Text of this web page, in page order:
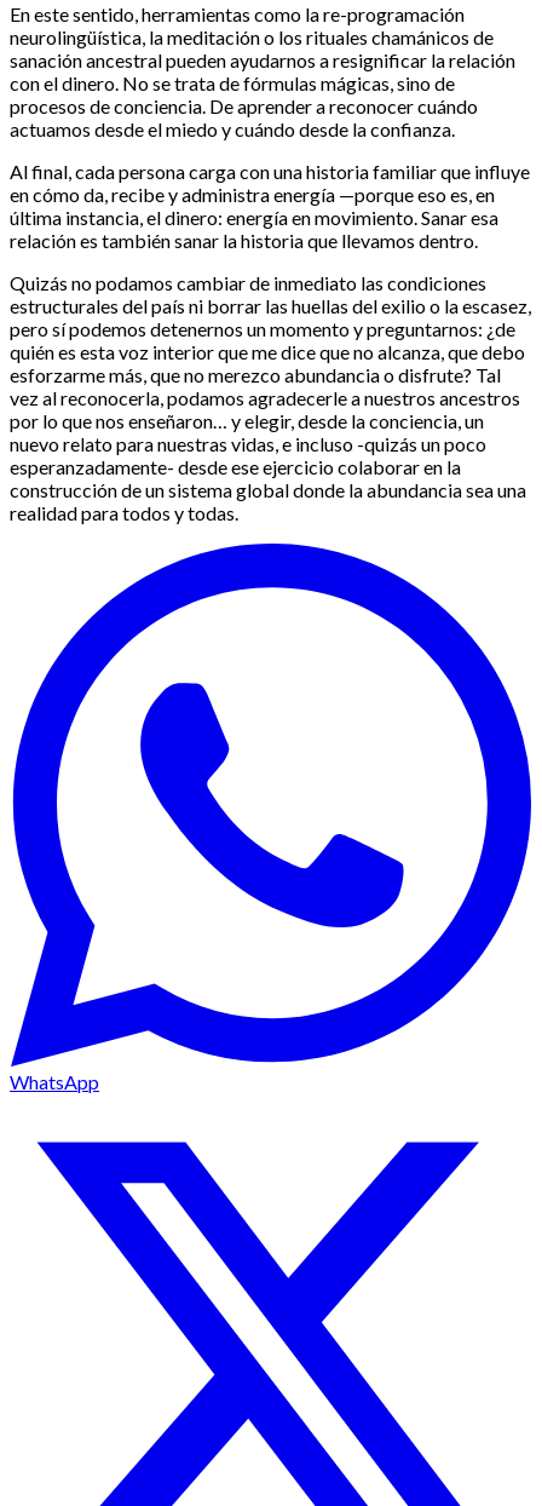
En este sentido, herramientas como la re-programación
neurolingüística, la meditación o los rituales chamánicos de
sanación ancestral pueden ayudarnos a resignificar la relación
con el dinero. No se trata de fórmulas mágicas, sino de
procesos de conciencia. De aprender a reconocer cuándo
actuamos desde el miedo y cuándo desde la confianza.
Al final, cada persona carga con una historia familiar que influye
en cómo da, recibe y administra energía —porque eso es, en
última instancia, el dinero: energía en movimiento. Sanar esa
relación es también sanar la historia que llevamos dentro.
Quizás no podamos cambiar de inmediato las condiciones
estructurales del país ni borrar las huellas del exilio o la escasez,
pero sí podemos detenernos un momento y preguntarnos: ¿de
quién es esta voz interior que me dice que no alcanza, que debo
esforzarme más, que no merezco abundancia o disfrute? Tal
vez al reconocerla, podamos agradecerle a nuestros ancestros
por lo que nos enseñaron… y elegir, desde la conciencia, un
nuevo relato para nuestras vidas, e incluso -quizás un poco
esperanzadamente- desde ese ejercicio colaborar en la
construcción de un sistema global donde la abundancia sea una
realidad para todos y todas.
WhatsApp